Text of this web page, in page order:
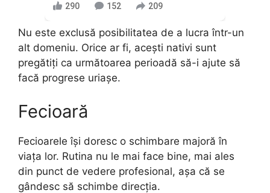
290 152 209
Nu este exclusă posibilitatea de a lucra într-un
alt domeniu. Orice ar fi, acești nativi sunt
pregătiți ca următoarea perioadă să-i ajute să
facă progrese uriașe.
Fecioară
Fecioarele își doresc o schimbare majoră în
viața lor. Rutina nu le mai face bine, mai ales
din punct de vedere profesional, așa că se
gândesc să schimbe direcția.